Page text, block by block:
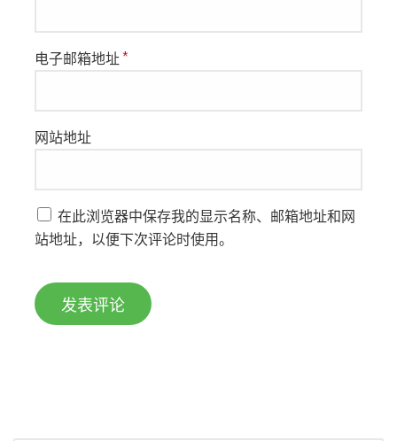
电子邮箱地址*
网站地址
在此浏览器中保存我的显示名称、邮箱地址和网
站地址，以便下次评论时使用。